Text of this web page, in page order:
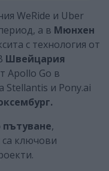
WeRide и Uber
а в Мюнхен
с технология от
Швейцария
Apollo Go в
Stellantis и Pony.ai
,
ключови